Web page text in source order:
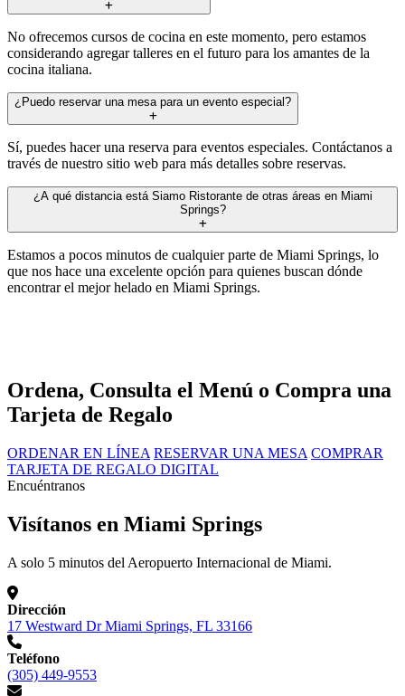
No ofrecemos cursos de cocina en este momento, pero estamos
considerando agregar talleres en el futuro para los amantes de la
cocina italiana.
¿Puedo reservar una mesa para un evento especial?
Sí, puedes hacer una reserva para eventos especiales. Contáctanos a
través de nuestro sitio web para más detalles sobre reservas.
¿A qué distancia está Siamo Ristorante de otras áreas en Miami
Springs?
Estamos a pocos minutos de cualquier parte de Miami Springs, lo
que nos hace una excelente opción para quienes buscan dónde
encontrar el mejor helado en Miami Springs.
Ordena, Consulta el Menú o Compra una
Tarjeta de Regalo
ORDENAR EN LÍNEA RESERVAR UNA MESA COMPRAR
TARJETA DE REGALO DIGITAL
Encuéntranos
Visítanos en Miami Springs
A solo 5 minutos del Aeropuerto Internacional de Miami.
Dirección
17 Westward Dr Miami Springs, FL 33166
Teléfono
(305) 449-9553